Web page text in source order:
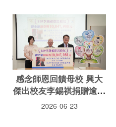
感念師恩回饋母校 興大
傑出校友李錫祺捐贈逾千
萬元獎助學金
2026-06-23